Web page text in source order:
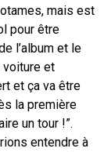
mais est
pour être
l’album et le
voiture et
et ça va être
la première
un tour !”.
entendre à